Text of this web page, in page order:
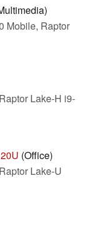
Mobile, Raptor
Lake-H i9-
(Office)
Lake-U